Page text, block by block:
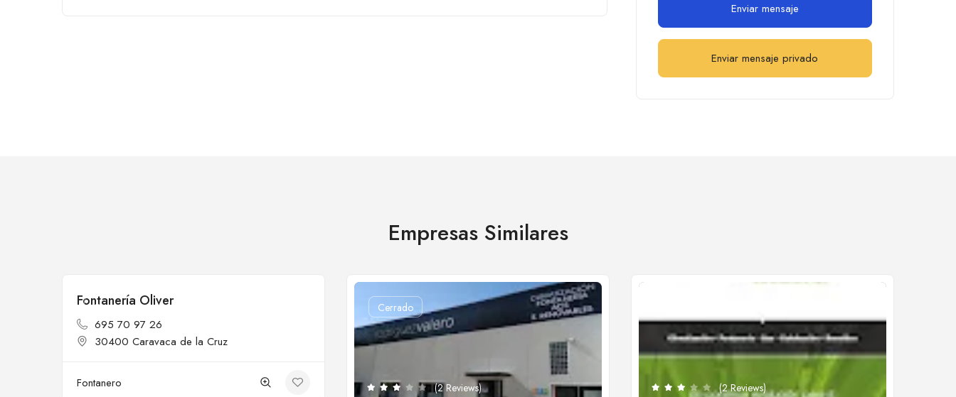
Enviar mensaje
Enviar mensaje privado
Empresas Similares
Cerrado
Fontanería Oliver
695 70 97 26
30400 Caravaca de la Cruz
Fontanero
Cerrado
(2 Reviews) (2 Reviews)